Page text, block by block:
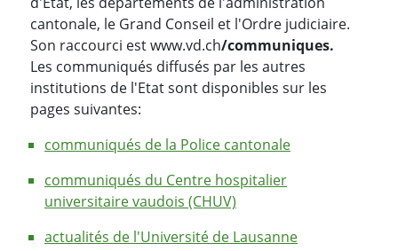
cantonale, le Grand Conseil et l'Ordre judiciaire.
Son raccourci est www.vd.ch/communiques.
Les communiqués diffusés par les autres
institutions de l'Etat sont disponibles sur les
pages suivantes:
communiqués de la Police cantonale
communiqués du Centre hospitalier
universitaire vaudois (CHUV)
actualités de l'Université de Lausanne